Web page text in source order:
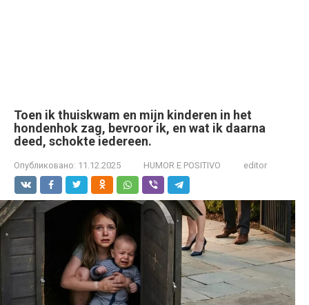
Toen ik thuiskwam en mijn kinderen in het
hondenhok zag, bevroor ik, en wat ik daarna
deed, schokte iedereen.
Опубликовано: 11.12.2025 HUMOR E POSITIVO editor